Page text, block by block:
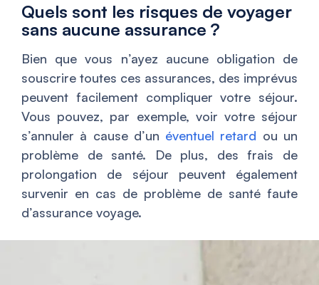
Quels sont les risques de voyager
sans aucune assurance ?
Bien que vous n’ayez aucune obligation de
souscrire toutes ces assurances, des imprévus
peuvent facilement compliquer votre séjour.
Vous pouvez, par exemple, voir votre séjour
s’annuler à cause d’un éventuel retard ou un
problème de santé. De plus, des frais de
prolongation de séjour peuvent également
survenir en cas de problème de santé faute
d’assurance voyage.